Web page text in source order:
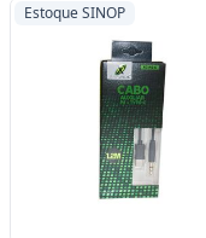
Estoque SINOP